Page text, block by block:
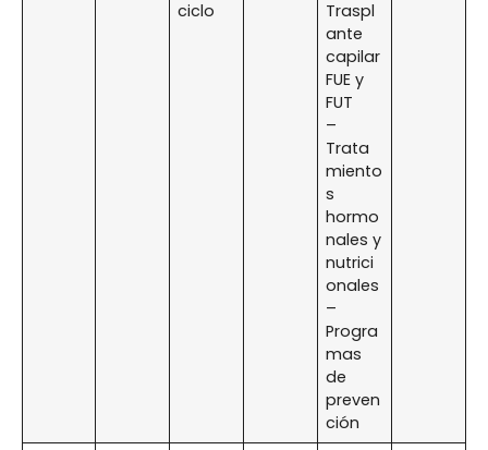
ciclo
Traspl
ante
capilar
FUE y
FUT
–
Trata
miento
s
hormo
nales y
nutrici
onales
–
Progra
mas
de
preven
ción